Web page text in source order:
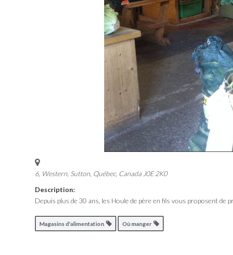
6, Western, Sutton Québec, Canada J0E 2K0
Description:
Depuis plus de 30 ans, les Houle de père en fils vous proposent
Magasins d'alimentation Où manger